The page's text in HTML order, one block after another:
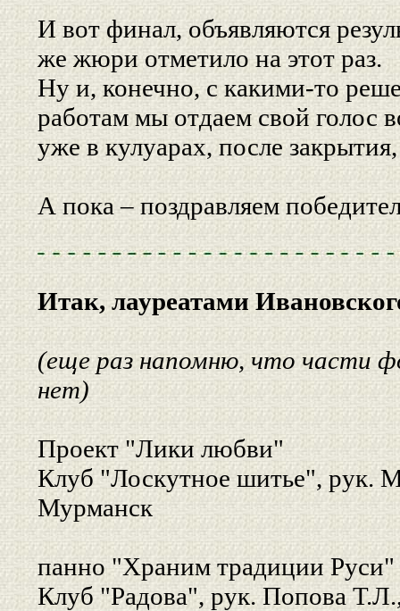
И вот финал, объявляются
же жюри отметило на этот раз.
Ну и, конечно, с какими-то
работам мы отдаем свой голос
уже в кулуарах, после
А пока – поздравляем
Итак, лауреатами
(еще раз напомню, что части
нет)
Проект "Лики любви"
Клуб "Лоскутное шитье", рук.
Мурманск
панно "Храним традиции Руси"
Клуб "Радова", рук. Попова